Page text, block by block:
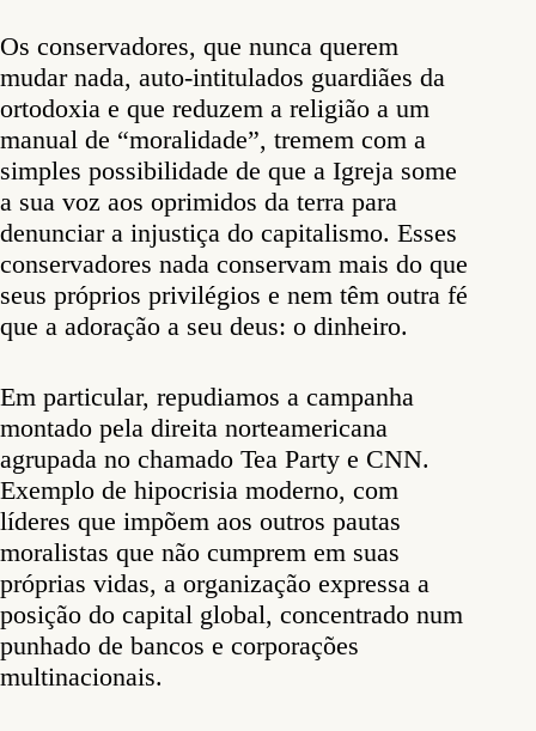
Os conservadores, que nunca querem
mudar nada, auto-intitulados guardiães da
ortodoxia e que reduzem a religião a um
manual de “moralidade”, tremem com a
simples possibilidade de que a Igreja some
a sua voz aos oprimidos da terra para
denunciar a injustiça do capitalismo. Esses
conservadores nada conservam mais do que
seus próprios privilégios e nem têm outra fé
que a adoração a seu deus: o dinheiro.
Em particular, repudiamos a campanha
montado pela direita norteamericana
agrupada no chamado Tea Party e CNN.
Exemplo de hipocrisia moderno, com
líderes que impõem aos outros pautas
moralistas que não cumprem em suas
próprias vidas, a organização expressa a
posição do capital global, concentrado num
punhado de bancos e corporações
multinacionais.